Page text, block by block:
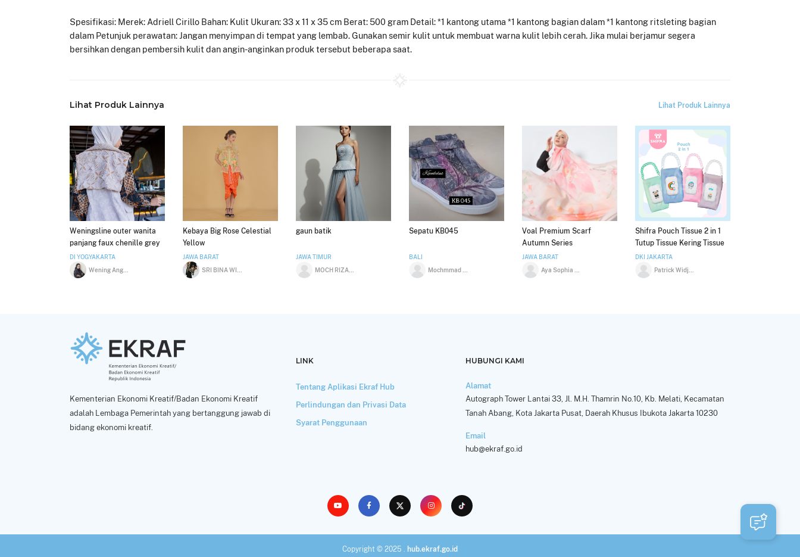
Spesifikasi: Merek: Adriell Cirillo Bahan: Kulit Ukuran: 33 x 11 x 35 cm Berat: 500 gram Detail: *1 kantong utama *1 kantong bagian dalam *1 kantong ritsleting bagian
dalam Petunjuk perawatan: Jangan menyimpan di tempat yang lembab. Gunakan semir kulit untuk membuat warna kulit lebih cerah. Jika mulai berjamur segera
bersihkan dengan pembersih kulit dan angin-anginkan produk tersebut beberapa saat.
Lihat Produk Lainnya Lihat Produk Lainnya
Weningsline outer wanita
panjang faux chenille grey
Atasan
DI YOGYAKARTA
Kebaya Big Rose Celestial
Yellow
JAWA BARAT
gaun batik
JAWA TIMUR
Sepatu KB045
BALI
Voal Premium Scarf
Autumn Series
JAWA BARAT
Shifra Pouch Tissue 2 in 1
Tutup Tissue Kering Tissue
Basah Silicon Tali Rantai
Lucu Colorful
DKI JAKARTA
Kementerian Ekonomi Kreatif/Badan Ekonomi Kreatif
adalah Lembaga Pemerintah yang bertanggung jawab di
bidang ekonomi kreatif.
LINK
Tentang Aplikasi Ekraf Hub
Perlindungan dan Privasi Data
Syarat Penggunaan
HUBUNGI KAMI
Alamat
Autograph Tower Lantai 33, Jl. M.H. Thamrin No.10, Kb. Melati, Kecamatan
Tanah Abang, Kota Jakarta Pusat, Daerah Khusus Ibukota Jakarta 10230
Email
hub@ekraf.go.id
Copyright © 2025 . hub.ekraf.go.id